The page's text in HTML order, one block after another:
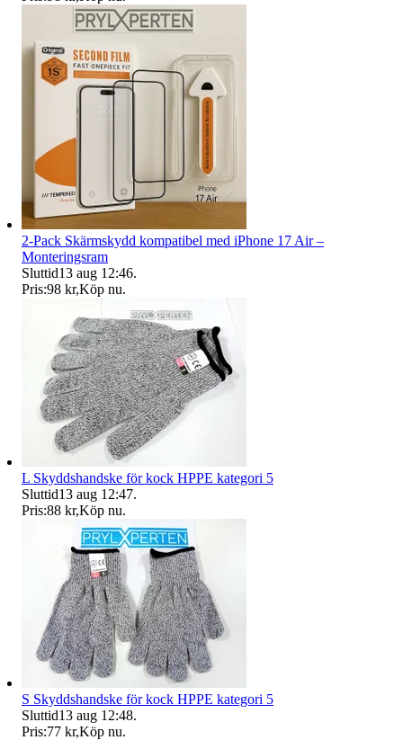
2-Pack Skärmskydd kompatibel med iPhone 17 Air –
Monteringsram
Sluttid13 aug 12:46.
Pris:98 kr,Köp nu.
L Skyddshandske för kock HPPE kategori 5
Sluttid13 aug 12:47.
Pris:88 kr,Köp nu.
S Skyddshandske för kock HPPE kategori 5
Sluttid13 aug 12:48.
Pris:77 kr,Köp nu.